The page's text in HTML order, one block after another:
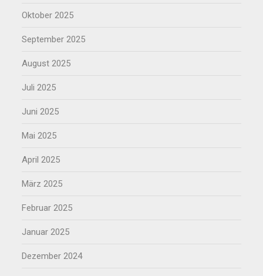
Oktober 2025
September 2025
August 2025
Juli 2025
Juni 2025
Mai 2025
April 2025
März 2025
Februar 2025
Januar 2025
Dezember 2024